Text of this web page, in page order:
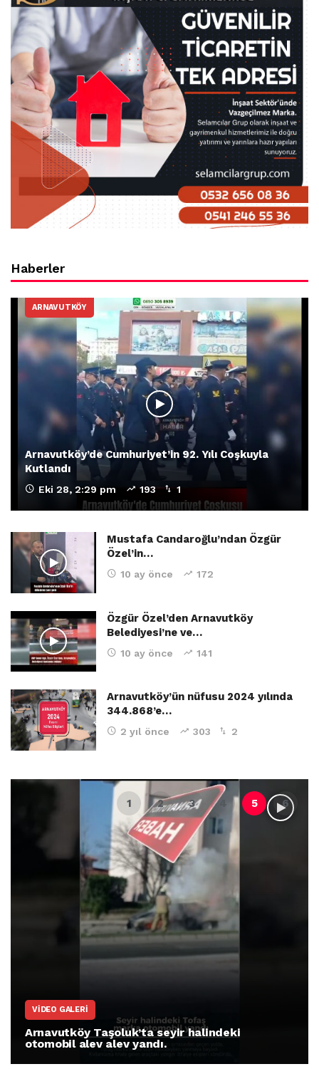
Haberler
ARNAVUTKÖY
Arnavutköy’de Cumhuriyet’in 92. Yılı Coşkuyla
Kutlandı
Eki 28, 2:29 pm 193 1
Mustafa Candaroğlu’ndan Özgür
Özel’in…
10 ay önce 172
Özgür Özel’den Arnavutköy
Belediyesi’ne ve…
10 ay önce 141
Arnavutköy’ün nüfusu 2024 yılında
344.868’e…
2 yıl önce 303 2
VIDEO GALERI
Arnavutköy Taşoluk’ta seyir halindeki
otomobil alev alev yandı.